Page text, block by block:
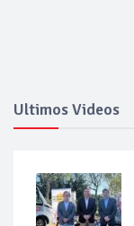
Ultimos Videos